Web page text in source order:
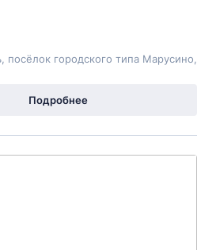
посёлок городского типа Марусино,
Подробнее